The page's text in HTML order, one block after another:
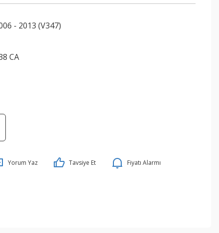
- 2013 (V347)
CA
Yorum Yaz Tavsiye Et Fiyatı Alarmı